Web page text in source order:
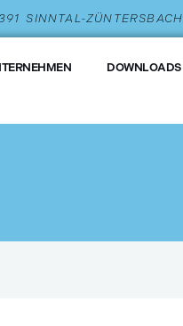
SINNTAL-ZÜNTERSBACH
DOWNLOADS